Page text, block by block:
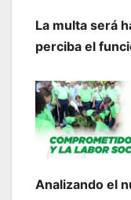
La multa será
perciba el
Analizando el